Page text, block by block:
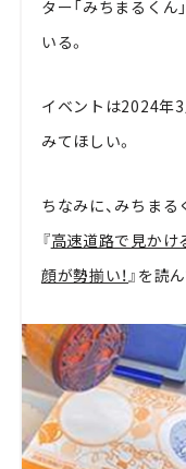
ター「みちまるく
いる。
イベントは2024年
みてほしい。
ちなみに、みちま
『高速道路で見かけ
顔が勢揃い！ 』を読